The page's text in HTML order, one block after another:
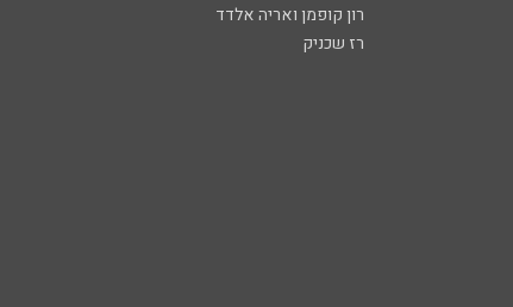
רון קופמן ואריה אלדד
רז שכניק